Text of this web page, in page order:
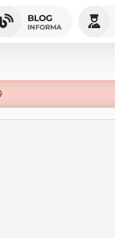
BLOG
INFORMA